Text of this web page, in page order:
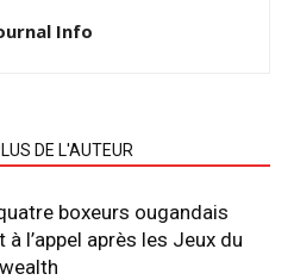
Info
DE L'AUTEUR
boxeurs ougandais
à l’appel après les Jeux du